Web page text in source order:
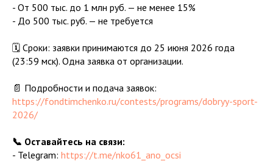
- От 500 тыс. до 1 млн руб. — не менее 15%
- До 500 тыс. руб. — не требуется
🗓️ Сроки: заявки принимаются до 25 июня 2026 года
(23:59 мск). Одна заявка от организации.
📄 Подробности и подача заявок:
https://fondtimchenko.ru/contests/programs/dobryy-sport-
2026/
📞 Оставайтесь на связи:
- Telegram: https://t.me/nko61_ano_ocsi